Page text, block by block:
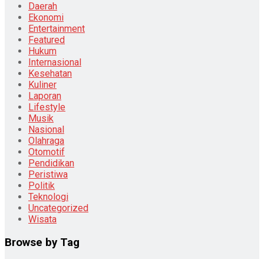
Daerah
Ekonomi
Entertainment
Featured
Hukum
Internasional
Kesehatan
Kuliner
Laporan
Lifestyle
Musik
Nasional
Olahraga
Otomotif
Pendidikan
Peristiwa
Politik
Teknologi
Uncategorized
Wisata
Browse by Tag